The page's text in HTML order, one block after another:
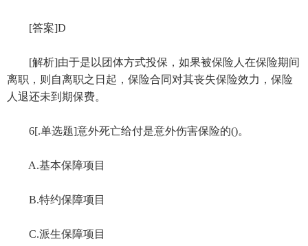
[答案]D
[解析]由于是以团体方式投保，如果被保险人在保险期间
离职，则自离职之日起，保险合同对其丧失保险效力，保险
人退还未到期保费。
6[.单选题]意外死亡给付是意外伤害保险的()。
A.基本保障项目
B.特约保障项目
C.派生保障项目